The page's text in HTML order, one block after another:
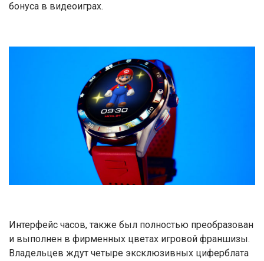
бонуса в видеоиграх.
Интерфейс часов, также был полностью преобразован
и выполнен в фирменных цветах игровой франшизы.
Владельцев ждут четыре эксклюзивных циферблата